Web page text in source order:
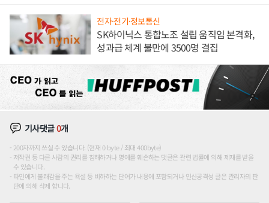
전자·전기·정보통신
SK하이닉스 통합노조 설립 움직임 본격화,
성과급 체계 불만에 3500명 결집
기사댓글0개
200자까지 쓰실 수 있습니다. (현재 0 byte / 최대 400byte)
저작권 등 다른 사람의 권리를 침해하거나 명예를 훼손하는 댓글은 관련 법률에 의해 제재를 받을
수 있습니다.
타인에게 불쾌감을 주는 욕설 등 비하하는 단어가 내용에 포함되거나 인신공격성 글은 관리자의 판
단에 의해 삭제 합니다.